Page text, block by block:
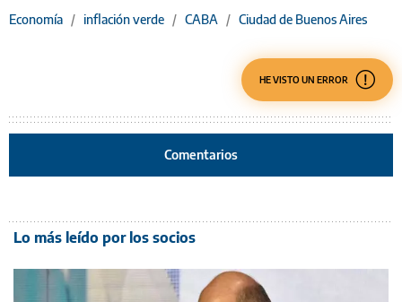
Economía / inflación verde / CABA / Ciudad de Buenos Aires
HE VISTO UN ERROR
Comentarios
Lo más leído por los socios